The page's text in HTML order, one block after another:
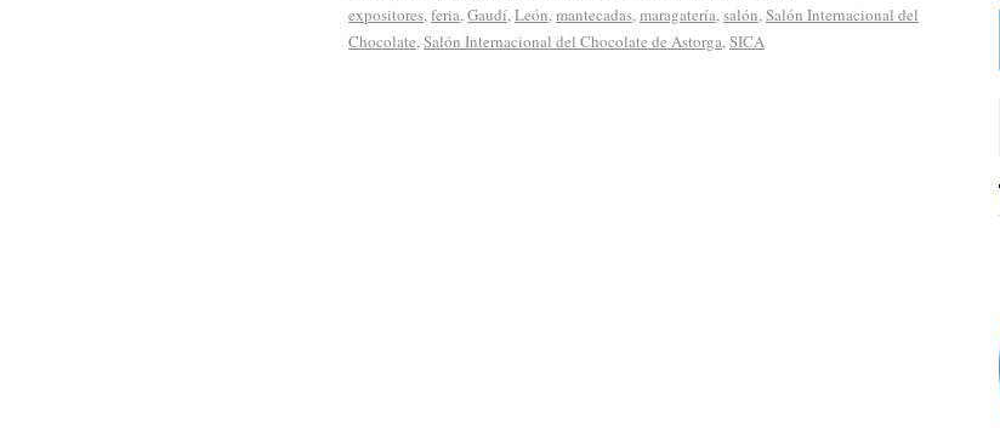
expositores,feria,Gaudí,León,mantecadas,maragatería,salón,Salón Internacional del
Chocolate,Salón Internacional del Chocolate de Astorga,SICA